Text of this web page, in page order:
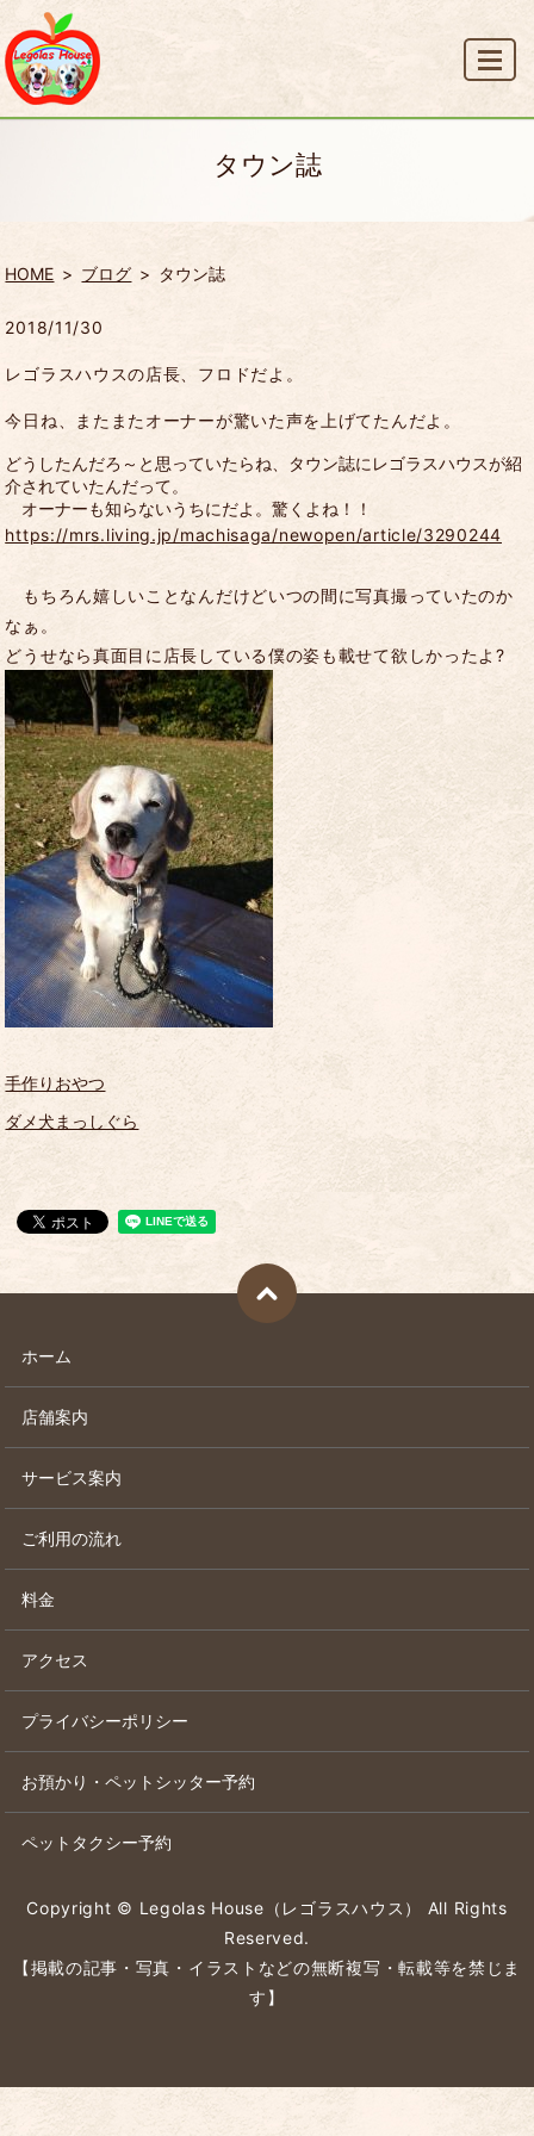
タウン誌
HOME ブログ タウン誌
2018/11/30
レゴラスハウスの店長、フロドだよ。
今日ね、またまたオーナーが驚いた声を上げてたんだよ。
どうしたんだろ～と思っていたらね、タウン誌にレゴラスハウスが紹
介されていたんだって。
オーナーも知らないうちにだよ。驚くよね！！
https://mrs.living.jp/machisaga/newopen/article/3290244
もちろん嬉しいことなんだけどいつの間に写真撮っていたのか
なぁ。
どうせなら真面目に店長している僕の姿も載せて欲しかったよ?
手作りおやつ
ダメ犬まっしぐら
ホーム
店舗案内
サービス案内
ご利用の流れ
料金
アクセス
プライバシーポリシー
お預かり・ペットシッター予約
ペットタクシー予約
Copyright © Legolas House（レゴラスハウス） All Rights
Reserved.
【掲載の記事・写真・イラストなどの無断複写・転載等を禁じま
す】